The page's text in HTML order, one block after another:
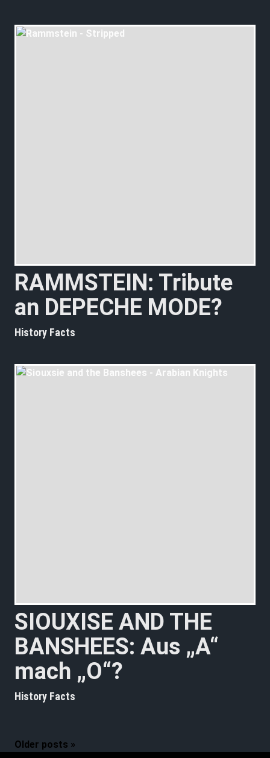
RAMMSTEIN: Tribute
an DEPECHE MODE?
History Facts
SIOUXISE AND THE
BANSHEES: Aus „A“
mach „O“?
History Facts
Older posts »